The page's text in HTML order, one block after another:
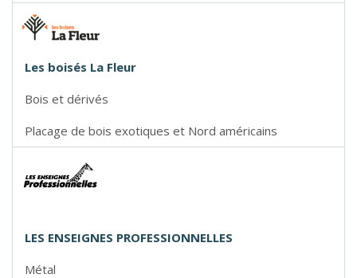
Les boisés La Fleur
Bois et dérivés
Placage de bois exotiques et Nord américains
LES ENSEIGNES PROFESSIONNELLES
Métal